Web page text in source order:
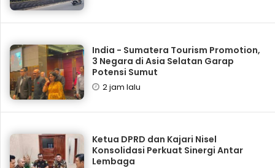
India - Sumatera Tourism Promotion,
3 Negara di Asia Selatan Garap
Potensi Sumut
2 jam lalu
Ketua DPRD dan Kajari Nisel
Konsolidasi Perkuat Sinergi Antar
Lembaga